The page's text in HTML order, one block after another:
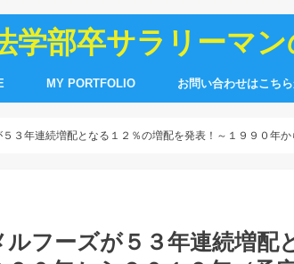
学部卒サラリーマ
MY PORTFOLIO お問い合わせはこち
３年連続増配となる１２％の増配を発表！～１９９０年
ルフーズが５３年連続増配